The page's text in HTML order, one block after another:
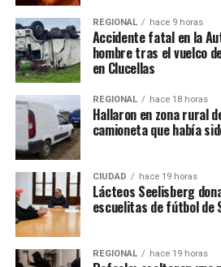
concentraciones,
plenarios.
El objetivo del plan de
Con este cronograma, el gremio
visible el conflicto salarialy
la negociación paritaria
Gobierno provincial vuelva a discutir
docencia santafesina.
Con información de Radio Belgrano
REGIONAL hace 9 horas
Accidente fatal en la
hombre tras el vuelco
en Clucellas
REGIONAL hace 18 horas
Hallaron en zona rural
camioneta que había
CIUDAD hace 19 horas
Lácteos Seelisberg
escuelitas de fútbol de
REGIONAL hace 19 horas